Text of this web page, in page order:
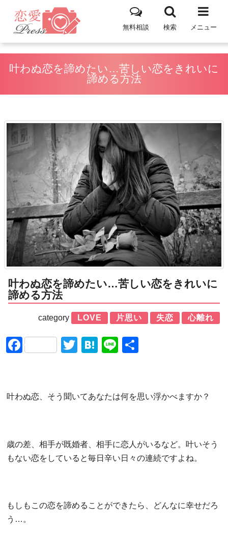
メニュー
検索
無料相談
叶わぬ恋を諦めたい…苦しい恋をきれいに
諦める方法
叶わぬ恋を諦めたい…苦しい恋をきれいに
諦める方法
category LOVE 片思い 失恋 心離れ
FacebookTwitter
Hatena
Line
叶わぬ恋、そう聞いてあなたは何を思い浮かべますか？
歳の差、相手が既婚者、相手に恋人がいるなど。叶いそう
もない恋をしていると毎日辛い日々の連続ですよね。
もしもこの恋を諦めることができたら、どんなに幸せだろ
う…。